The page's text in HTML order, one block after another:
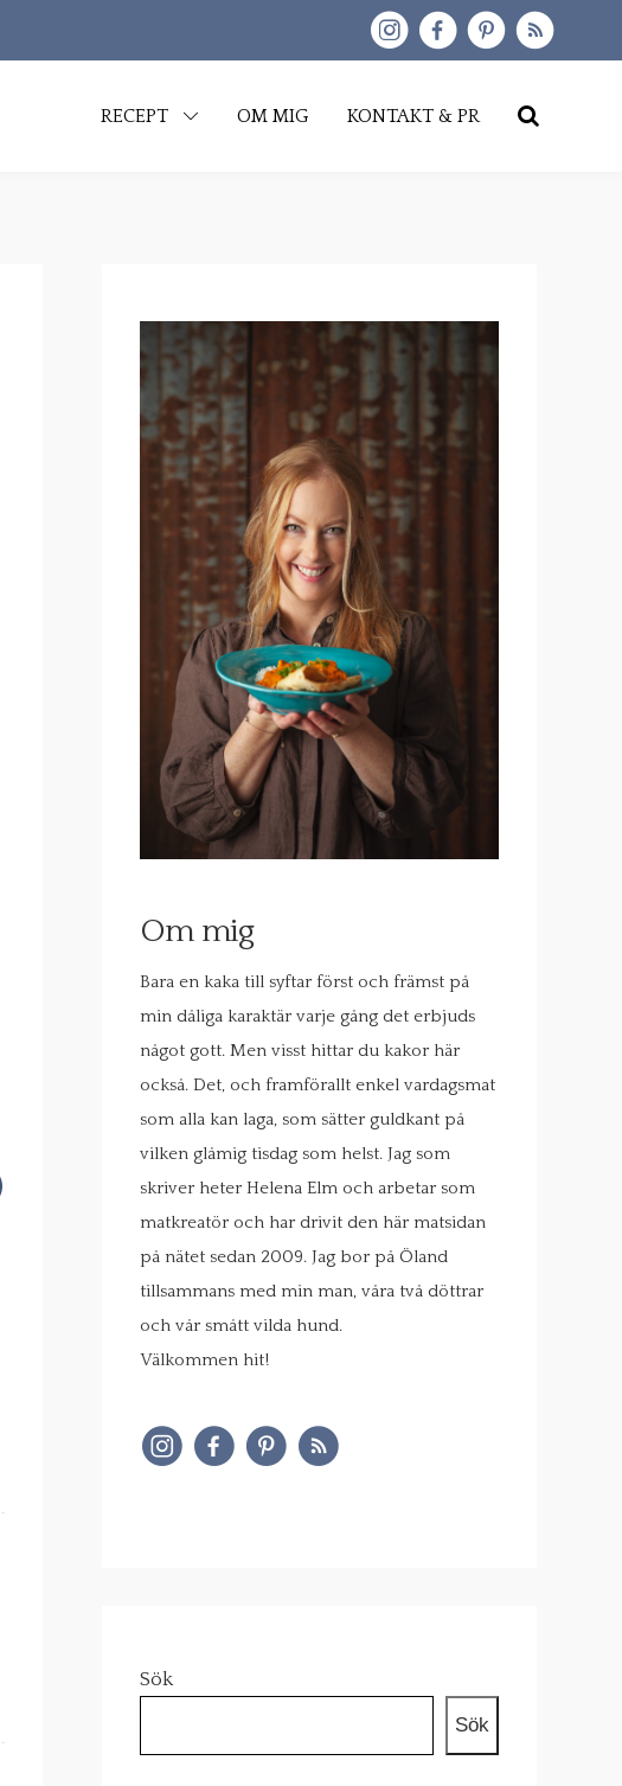
Skip
RECEPT OM MIG KONTAKT & PR
Om mig
Bara en kaka till syftar först och främst på
min dåliga karaktär varje gång det erbjuds
något gott. Men visst hittar du kakor här
också. Det, och framförallt enkel vardagsmat
som alla kan laga, som sätter guldkant på
vilken glåmig tisdag som helst. Jag som
skriver heter Helena Elm och arbetar som
matkreatör och har drivit den här matsidan
på nätet sedan 2009. Jag bor på Öland
tillsammans med min man, våra två döttrar
och vår smått vilda hund.
Välkommen hit!
Sök
Sök